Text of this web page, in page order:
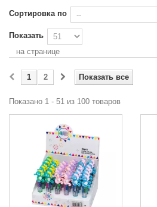
Сортировка по
Показать
на странице
Показать все
1 2
Показано 1 - 51 из 100 товаров